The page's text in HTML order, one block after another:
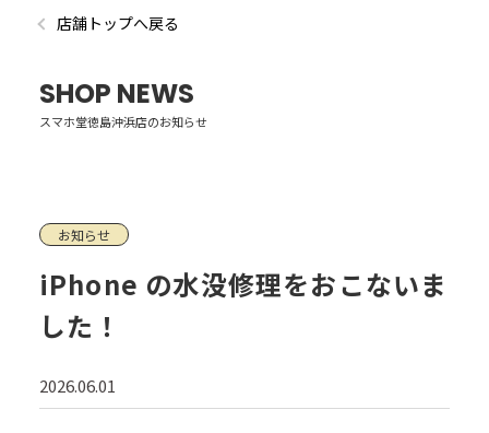
店舗トップへ戻る
SHOP NEWS
スマホ堂徳島沖浜店のお知らせ
お知らせ
iPhone の水没修理をおこないま
した！
2026.06.01